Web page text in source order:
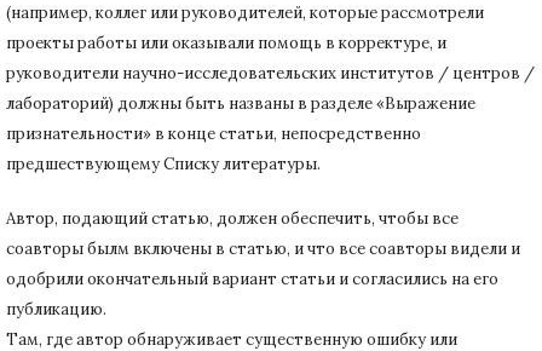
(например, коллег или руководителей, которые рассмотрели
проекты работы или оказывали помощь в корректуре, и
руководители научно-исследовательских институтов / центров /
лабораторий) должны быть названы в разделе «Выражение
признательности» в конце статьи, непосредственно
предшествующему Списку литературы.
Автор, подающий статью, должен обеспечить, чтобы все
соавторы былм включены в статью, и что все соавторы видели и
одобрили окончательный вариант статьи и согласились на его
публикацию.
Там, где автор обнаруживает существенную ошибку или